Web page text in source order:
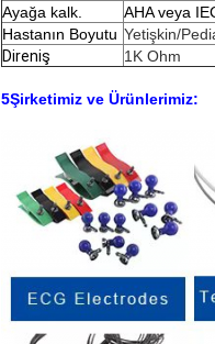
Ayağa kalk.
AHA veya
Hastanın Boyutu Yetişkin/
Direniş
1K Ohm
5Şirketimiz ve Ürünlerimiz: